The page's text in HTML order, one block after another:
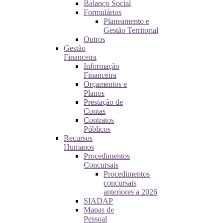
Balanço Social
Formulários
Planeamento e
Gestão Territorial
Outros
Gestão
Financeira
Informação
Financeira
Orçamentos e
Planos
Prestação de
Contas
Contratos
Públicos
Recursos
Humanos
Procedimentos
Concursais
Procedimentos
concursais
anteriores a 2026
SIADAP
Mapas de
Pessoal